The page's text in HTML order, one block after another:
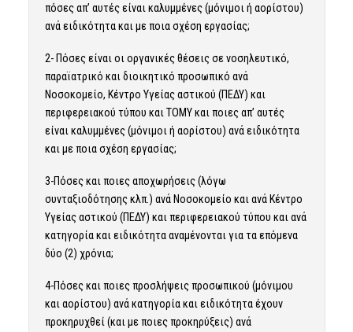
πόσες απ’ αυτές είναι καλυμμένες (μόνιμοι ή αορίστου)
ανά ειδικότητα και με ποια σχέση εργασίας;
2- Πόσες είναι οι οργανικές θέσεις σε νοσηλευτικό,
παραϊατρικό και διοικητικό προσωπικό ανά
Νοσοκομείο, Κέντρο Υγείας αστικού (ΠΕΔΥ) και
περιφερειακού τύπου και ΤΟΜΥ και ποιες απ’ αυτές
είναι καλυμμένες (μόνιμοι ή αορίστου) ανά ειδικότητα
και με ποια σχέση εργασίας;
3-Πόσες και ποιες αποχωρήσεις (λόγω
συνταξιοδότησης κλπ.) ανά Νοσοκομείο και ανά Κέντρο
Υγείας αστικού (ΠΕΔΥ) και περιφερειακού τύπου και ανά
κατηγορία και ειδικότητα αναμένονται για τα επόμενα
δύο (2) χρόνια;
4-Πόσες και ποιες προσλήψεις προσωπικού (μόνιμου
και αορίστου) ανά κατηγορία και ειδικότητα έχουν
προκηρυχθεί (και με ποιες προκηρύξεις) ανά